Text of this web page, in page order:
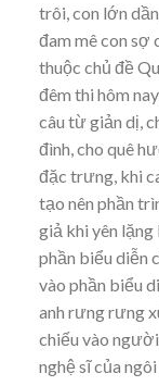
trôi, con lớn
đam mê con sợ
thuộc chủ đề
đêm thi hôm
câu từ giản dị,
đình, cho quê
đặc trưng, khi
tạo nên phần
giả khi yên lặng
phần biểu diễn
vào phần biểu
anh rưng rưng
chiếu vào
nghệ sĩ của